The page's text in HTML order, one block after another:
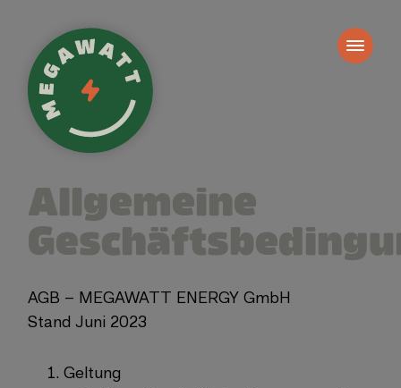
Allgemeine
AGB – MEGAWATT ENERGY GmbH
Stand Juni 2023
Geltung